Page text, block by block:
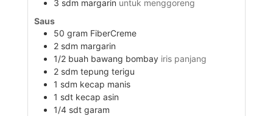
3 sdm margarin untuk menggoreng
Saus
50 gram FiberCreme
2 sdm margarin
1/2 buah bawang bombay iris panjang
2 sdm tepung terigu
1 sdm kecap manis
1 sdt kecap asin
1/4 sdt garam